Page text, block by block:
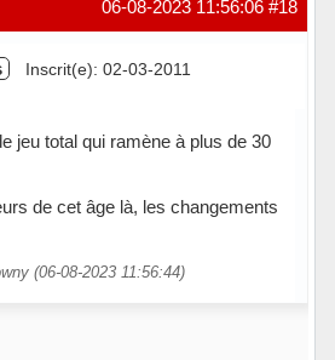
#18
06-08-2023 11:56:06
Inscrit(e): 02-03-2011
jeu total qui ramène à plus de 30
de cet âge là, les changements
(06-08-2023 11:56:44)